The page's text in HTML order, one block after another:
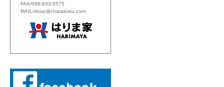
FAX/088-833-5575
MAIL/shop@charakoku.com